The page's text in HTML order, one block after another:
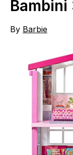
Bambini
By Barbie